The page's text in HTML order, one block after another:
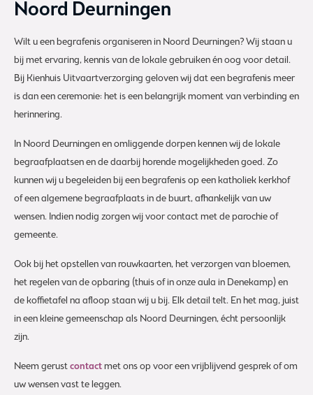
Noord Deurningen
Wilt u een begrafenis organiseren in Noord Deurningen? Wij staan u
bij met ervaring, kennis van de lokale gebruiken én oog voor detail.
Bij Kienhuis Uitvaartverzorging geloven wij dat een begrafenis meer
is dan een ceremonie: het is een belangrijk moment van verbinding en
herinnering.
In Noord Deurningen en omliggende dorpen kennen wij de lokale
begraafplaatsen en de daarbij horende mogelijkheden goed. Zo
kunnen wij u begeleiden bij een begrafenis op een katholiek kerkhof
of een algemene begraafplaats in de buurt, afhankelijk van uw
wensen. Indien nodig zorgen wij voor contact met de parochie of
gemeente.
Ook bij het opstellen van rouwkaarten, het verzorgen van bloemen,
het regelen van de opbaring (thuis of in onze aula in Denekamp) en
de koffietafel na afloop staan wij u bij. Elk detail telt. En het mag, juist
in een kleine gemeenschap als Noord Deurningen, écht persoonlijk
zijn.
Neem gerust contact met ons op voor een vrijblijvend gesprek of om
uw wensen vast te leggen.